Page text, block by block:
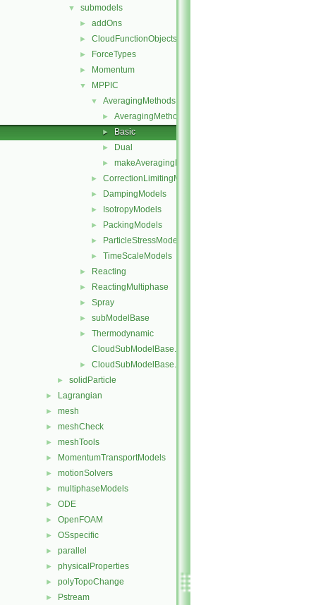
▼ submodels
► addOns
► CloudFunctionObjects
► ForceTypes
► Momentum
▼ MPPIC
▼ AveragingMethods
► AveragingMethod
► Basic
► Dual
► makeAveragingMethods.C
► CorrectionLimitingMethods
► DampingModels
► IsotropyModels
► PackingModels
► ParticleStressModels
► TimeScaleModels
► Reacting
► ReactingMultiphase
► Spray
► subModelBase
►
Thermodynamic
CloudSubModelBase.C
► CloudSubModelBase.H
► solidParticle
► Lagrangian
► mesh
► meshCheck
► meshTools
► MomentumTransportModels
► motionSolvers
► multiphaseModels
► ODE
► OpenFOAM
► OSspecific
► parallel
► physicalProperties
► polyTopoChange
► Pstream